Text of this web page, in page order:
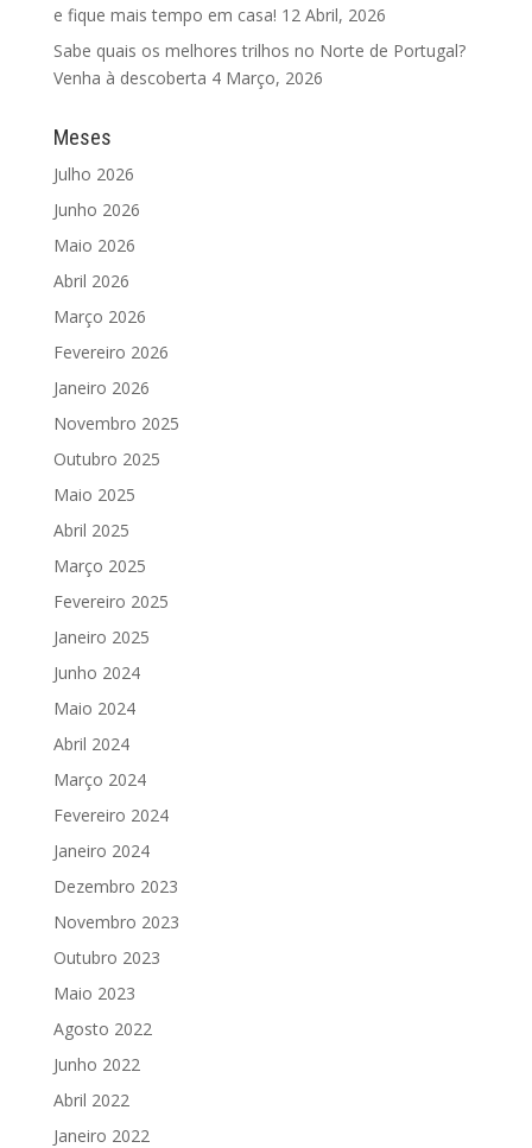
e fique mais tempo em casa! 12 Abril, 2026
Sabe quais os melhores trilhos no Norte de Portugal?
Venha à descoberta 4 Março, 2026
Meses
Julho 2026
Junho 2026
Maio 2026
Abril 2026
Março 2026
Fevereiro 2026
Janeiro 2026
Novembro 2025
Outubro 2025
Maio 2025
Abril 2025
Março 2025
Fevereiro 2025
Janeiro 2025
Junho 2024
Maio 2024
Abril 2024
Março 2024
Fevereiro 2024
Janeiro 2024
Dezembro 2023
Novembro 2023
Outubro 2023
Maio 2023
Agosto 2022
Junho 2022
Abril 2022
Janeiro 2022